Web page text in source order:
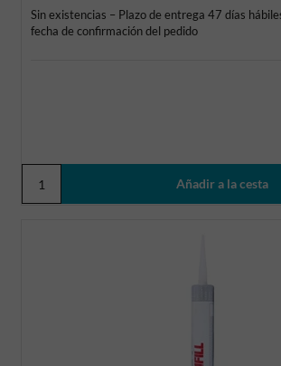
Sin existencias – Plazo de entrega 47 días
fecha de confirmación del pedido